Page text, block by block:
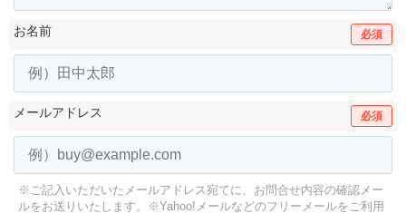
お名前 必須
メールアドレス 必須
※ご記入いただいたメールアドレス宛てに、お問合せ内容の確認メー
ルをお送りいたします。
※Yahoo!メールなどのフリーメールをご利用